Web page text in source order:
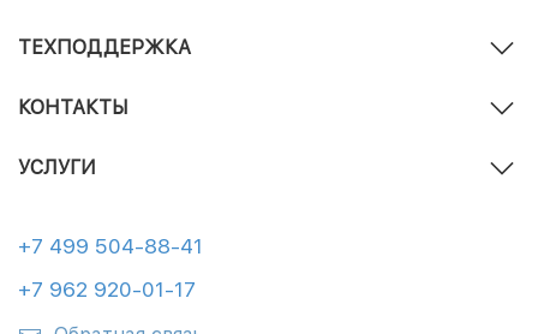
ТЕХПОДДЕРЖКА
КОНТАКТЫ
УСЛУГИ
+7 499 504-88-41
+7 962 920-01-17